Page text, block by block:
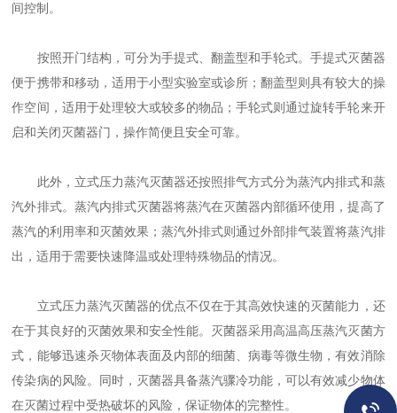
间控制。
按照开门结构，可分为手提式、翻盖型和手轮式。手提式灭菌器
便于携带和移动，适用于小型实验室或诊所；翻盖型则具有较大的操
作空间，适用于处理较大或较多的物品；手轮式则通过旋转手轮来开
启和关闭灭菌器门，操作简便且安全可靠。
此外，立式压力蒸汽灭菌器还按照排气方式分为蒸汽内排式和蒸
汽外排式。蒸汽内排式灭菌器将蒸汽在灭菌器内部循环使用，提高了
蒸汽的利用率和灭菌效果；蒸汽外排式则通过外部排气装置将蒸汽排
出，适用于需要快速降温或处理特殊物品的情况。
立式压力蒸汽灭菌器的优点不仅在于其高效快速的灭菌能力，还
在于其良好的灭菌效果和安全性能。灭菌器采用高温高压蒸汽灭菌方
式，能够迅速杀灭物体表面及内部的细菌、病毒等微生物，有效消除
传染病的风险。同时，灭菌器具备蒸汽骤冷功能，可以有效减少物体
在灭菌过程中受热破坏的风险，保证物体的完整性。